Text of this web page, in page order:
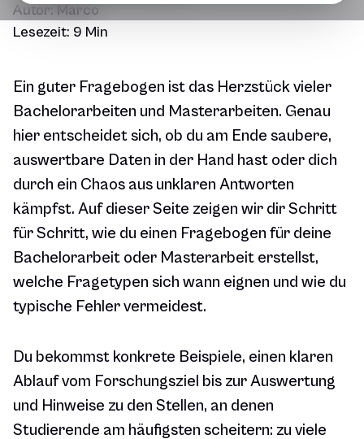
Autor: Marco
Lesezeit: 9 Min
Ein guter Fragebogen ist das Herzstück vieler
Bachelorarbeiten und Masterarbeiten. Genau
hier entscheidet sich, ob du am Ende saubere,
auswertbare Daten in der Hand hast oder dich
durch ein Chaos aus unklaren Antworten
kämpfst. Auf dieser Seite zeigen wir dir Schritt
für Schritt, wie du einen Fragebogen für deine
Bachelorarbeit oder Masterarbeit erstellst,
welche Fragetypen sich wann eignen und wie du
typische Fehler vermeidest.
Du bekommst konkrete Beispiele, einen klaren
Ablauf vom Forschungsziel bis zur Auswertung
und Hinweise zu den Stellen, an denen
Studierende am häufigsten scheitern: zu viele